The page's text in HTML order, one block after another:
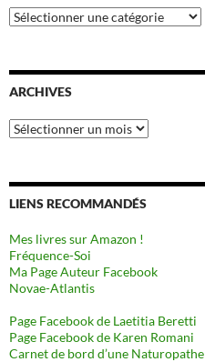
Catégories
ARCHIVES
Archives
LIENS RECOMMANDÉS
Mes livres sur Amazon !
Fréquence-Soi
Ma Page Auteur Facebook
Novae-Atlantis
Page Facebook de Laetitia Beretti
Page Facebook de Karen Romani
Carnet de bord d’une Naturopathe